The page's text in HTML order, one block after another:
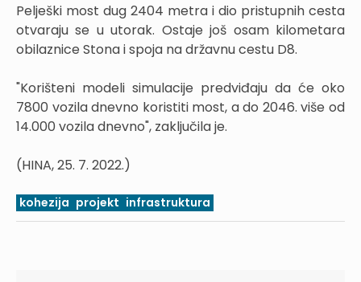
Pelješki most dug 2404 metra i dio pristupnih cesta
otvaraju se u utorak. Ostaje još osam kilometara
obilaznice Stona i spoja na državnu cestu D8.
"Korišteni modeli simulacije predviđaju da će oko
7800 vozila dnevno koristiti most, a do 2046. više od
14.000 vozila dnevno", zaključila je.
(HINA, 25. 7. 2022.)
kohezija projekt infrastruktura